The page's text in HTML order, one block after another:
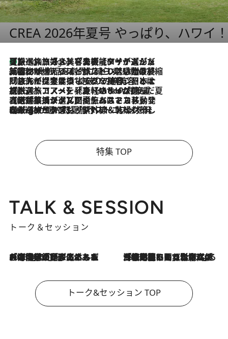
CREA 2026年夏号 やっぱり、ハワイ
7 Hours Ago
【厳選旅コスメ】「多機能アイテムがメイン！」旅好き美容エディターが選んだ夏旅ベストコスメを発表【Mサイズジップ】
2026.8.6
「荷物が増えるほど旅ストレスは増す」美容ジャーナリストがたどり着いた最終結論。“化粧品を劇的に減らす”感動の凝縮美容とは
2026.8.6
「旅先には金髪ウィッグを持参」日本と同じメイクでは損してる!? 美容ジャーナリストが提案する“掟破りの旅美容”とは
2026.8.6
【厳選旅コスメ】「身軽さ＆UV対策重視！」ヘアアーティストshucoが選んだ夏旅ベストコスメを発表【Mサイズジップ】
2026.8.5
【厳選旅コスメ】国内をあちこち移動する河井菜摘が選んだ夏旅ベストコスメ発表！「リラックスアイテムはマスト」【Mサイズジップ】
2026.8.4
【厳選旅コスメ】「紫外線＆乾燥対策しながらメイク感も！」ヘア＆メイクGeorgeが選んだ夏旅ベストコスメを発表！【Mサイズジップ】
特集 TOP
TALK & SESSION
トーク＆セッション
2026.8.3
「今後値上げがあるとすれば…」「リスクがあるのは今年の冬」エネルギー専門家が語る、ホルムズ海峡封鎖が家庭にもたらす“ある心配” 2026.8.3
「住宅建てられない…」「サーチャージ料の高値が続いている」ホルムズ海峡封鎖による影響はいつまで続く？《エネルギー専門家に聞く“どうなる日本の暮らし”》
トーク&セッション TOP